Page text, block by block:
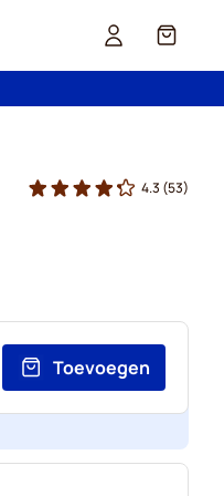
Cart
4.3 (53)
Toevoegen